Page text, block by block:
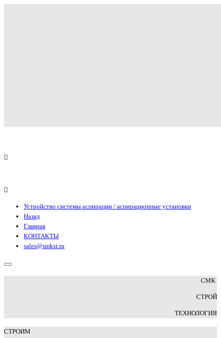
Устройство системы аспирации / аспирационные установки
Назад
Главная
КОНТАКТЫ
sales@smkst.ru
СМК
СТРОЙ
ТЕХНОЛОГИЯ
СТРОИМ